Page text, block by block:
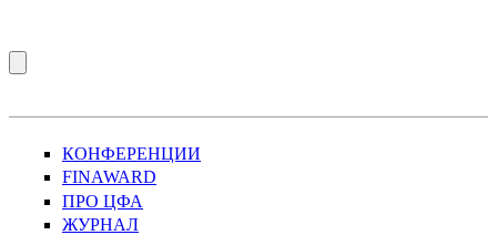
КОНФЕРЕНЦИИ
FINAWARD
ПРО ЦФА
ЖУРНАЛ